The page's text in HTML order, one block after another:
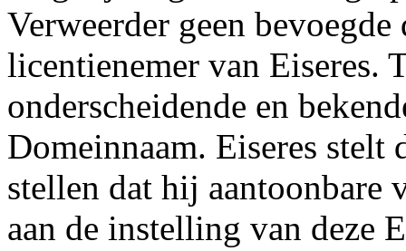
Verweerder geen
licentienemer van Eiseres.
onderscheidende en
Domeinnaam. Eiseres stelt
stellen dat hij aantoonbare
aan de instelling van deze